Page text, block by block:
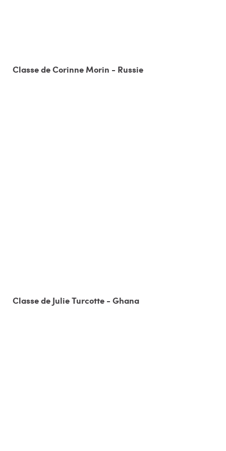
Classe de Corinne Morin - Russie
Classe de Julie Turcotte - Ghana